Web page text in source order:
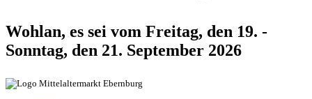
Wohlan, es sei vom Freitag, den 19. -
Sonntag, den 21. September 2026